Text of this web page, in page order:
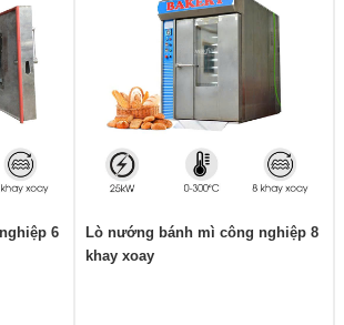
6
Lò nướng bánh mì công nghiệp 8
khay xoay